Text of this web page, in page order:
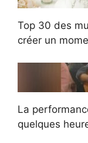
Top 30 des
créer un
La
quelques